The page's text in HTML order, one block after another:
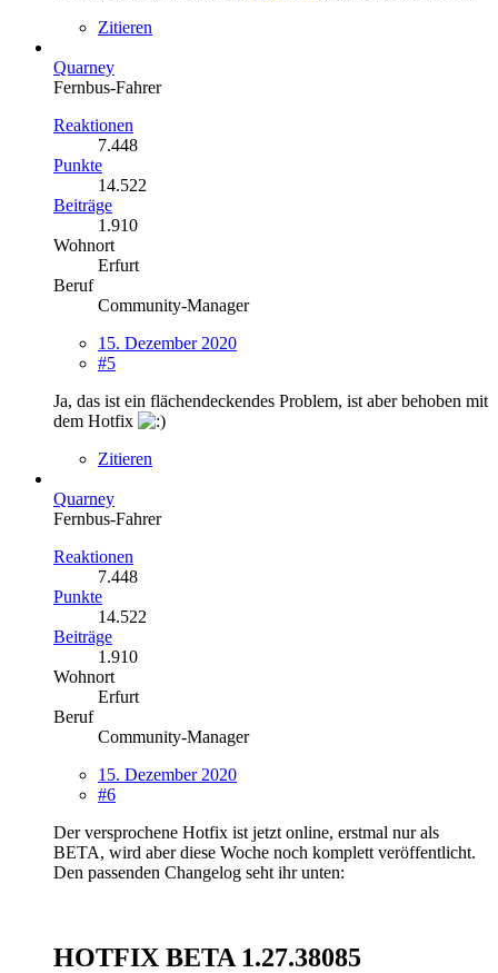
Zitieren
Quarney
Fernbus-Fahrer
Reaktionen
7.448
Punkte
14.522
Beiträge
1.910
Wohnort
Erfurt
Beruf
Community-Manager
15. Dezember 2020
#5
Ja, das ist ein flächendeckendes Problem, ist aber behoben mit
dem Hotfix
Zitieren
Quarney
Fernbus-Fahrer
Reaktionen
7.448
Punkte
14.522
Beiträge
1.910
Wohnort
Erfurt
Beruf
Community-Manager
15. Dezember 2020
#6
Der versprochene Hotfix ist jetzt online, erstmal nur als
BETA, wird aber diese Woche noch komplett veröffentlicht.
Den passenden Changelog seht ihr unten:
HOTFIX BETA 1.27.38085